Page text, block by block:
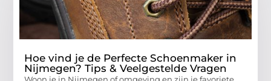
Hoe vind je de Perfecte Schoenmaker in
Nijmegen? Tips & Veelgestelde Vragen
Woon je in Nijmegen of omgeving en zijn je favoriete